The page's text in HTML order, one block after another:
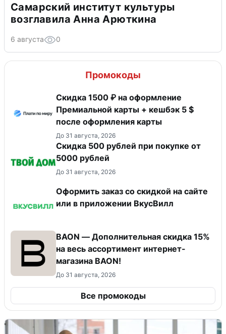
Самарский институт культуры
возглавила Анна Арюткина
6 августа 0
Промокоды
Скидка 1500 ₽ на оформление
Премиальной карты + кешбэк 5 $
после оформления карты
До 31 августа, 2026
Скидка 500 рублей при покупке от
5000 рублей
До 31 августа, 2026
Оформить заказ со скидкой на сайте
или в приложении ВкусВилл
BAON — Дополнительная скидка 15%
на весь ассортимент интернет-
магазина BAON!
До 31 августа, 2026
Все промокоды